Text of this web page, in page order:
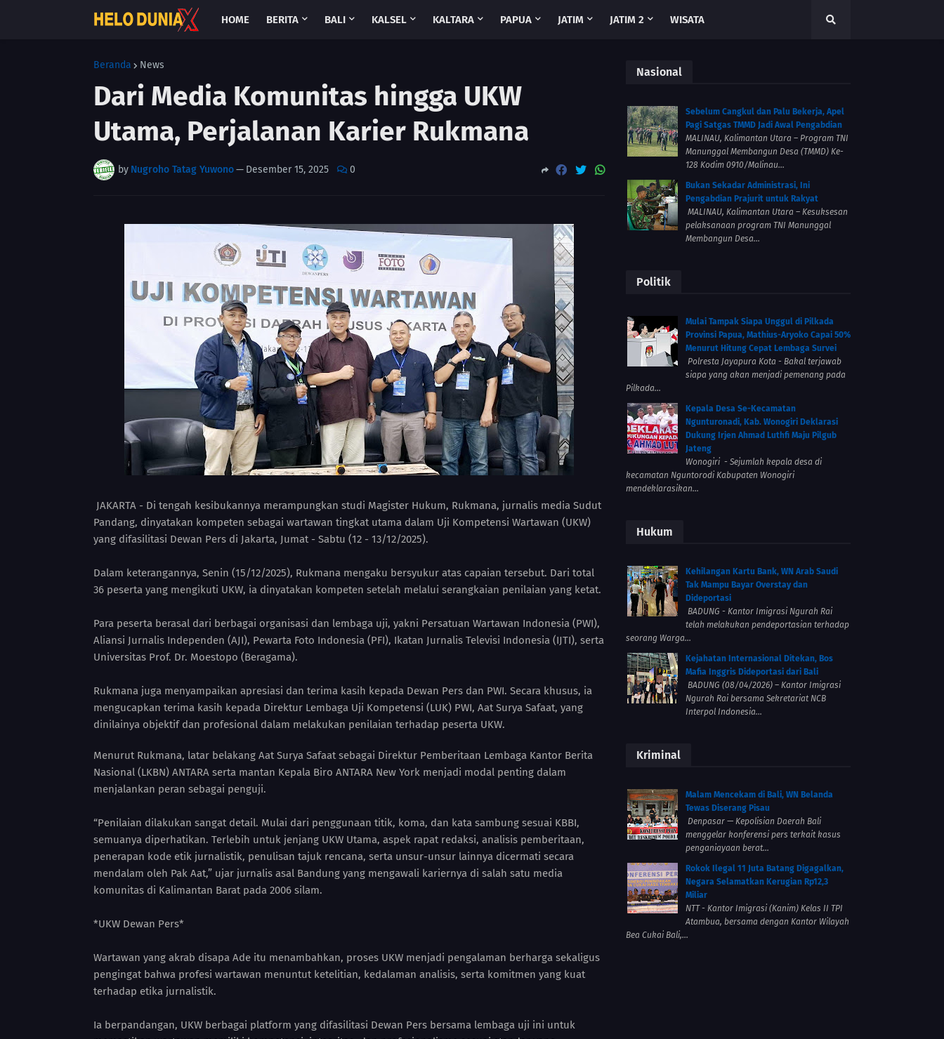
HOME BERITA BALI KALSEL KALTARA PAPUA JATIM JATIM 2 WISATA
Beranda News
Dari Media Komunitas hingga UKW
Utama, Perjalanan Karier Rukmana
by Nugroho Tatag Yuwono— Desember 15, 2025 0
JAKARTA - Di tengah kesibukannya merampungkan studi Magister Hukum, Rukmana, jurnalis media Sudut
Pandang, dinyatakan kompeten sebagai wartawan tingkat utama dalam Uji Kompetensi Wartawan (UKW)
yang difasilitasi Dewan Pers di Jakarta, Jumat - Sabtu (12 - 13/12/2025).
Dalam keterangannya, Senin (15/12/2025), Rukmana mengaku bersyukur atas capaian tersebut. Dari total
36 peserta yang mengikuti UKW, ia dinyatakan kompeten setelah melalui serangkaian penilaian yang ketat.
Para peserta berasal dari berbagai organisasi dan lembaga uji, yakni Persatuan Wartawan Indonesia (PWI),
Aliansi Jurnalis Independen (AJI), Pewarta Foto Indonesia (PFI), Ikatan Jurnalis Televisi Indonesia (IJTI), serta
Universitas Prof. Dr. Moestopo (Beragama).
Rukmana juga menyampaikan apresiasi dan terima kasih kepada Dewan Pers dan PWI. Secara khusus, ia
mengucapkan terima kasih kepada Direktur Lembaga Uji Kompetensi (LUK) PWI, Aat Surya Safaat, yang
dinilainya objektif dan profesional dalam melakukan penilaian terhadap peserta UKW.
Menurut Rukmana, latar belakang Aat Surya Safaat sebagai Direktur Pemberitaan Lembaga Kantor Berita
Nasional (LKBN) ANTARA serta mantan Kepala Biro ANTARA New York menjadi modal penting dalam
menjalankan peran sebagai penguji.
“Penilaian dilakukan sangat detail. Mulai dari penggunaan titik, koma, dan kata sambung sesuai KBBI,
semuanya diperhatikan. Terlebih untuk jenjang UKW Utama, aspek rapat redaksi, analisis pemberitaan,
penerapan kode etik jurnalistik, penulisan tajuk rencana, serta unsur-unsur lainnya dicermati secara
mendalam oleh Pak Aat,” ujar jurnalis asal Bandung yang mengawali kariernya di salah satu media
komunitas di Kalimantan Barat pada 2006 silam.
*UKW Dewan Pers*
Wartawan yang akrab disapa Ade itu menambahkan, proses UKW menjadi pengalaman berharga sekaligus
pengingat bahwa profesi wartawan menuntut ketelitian, kedalaman analisis, serta komitmen yang kuat
terhadap etika jurnalistik.
Ia berpandangan, UKW berbagai platform yang difasilitasi Dewan Pers bersama lembaga uji ini untuk
Nasional
Sebelum Cangkul dan Palu Bekerja, Apel
Pagi Satgas TMMD Jadi Awal Pengabdian
MALINAU, Kalimantan Utara – Program TNI
Manunggal Membangun Desa (TMMD) Ke-
128 Kodim 0910/Malinau...
Bukan Sekadar Administrasi, Ini
Pengabdian Prajurit untuk Rakyat
MALINAU, Kalimantan Utara – Kesuksesan
pelaksanaan program TNI Manunggal
Membangun Desa...
Politik
Mulai Tampak Siapa Unggul di Pilkada
Provinsi Papua, Mathius-Aryoko Capai 50%
Menurut Hitung Cepat Lembaga Survei
Polresta Jayapura Kota - Bakal terjawab
siapa yang akan menjadi pemenang pada
Pilkada...
Kepala Desa Se-Kecamatan
Ngunturonadi, Kab. Wonogiri Deklarasi
Dukung Irjen Ahmad Luthfi Maju Pilgub
Jateng
Wonogiri - Sejumlah kepala desa di
kecamatan Nguntorodi Kabupaten Wonogiri
mendeklarasikan...
Hukum
Kehilangan Kartu Bank, WN Arab Saudi
Tak Mampu Bayar Overstay dan
Dideportasi
BADUNG - Kantor Imigrasi Ngurah Rai
telah melakukan pendeportasian terhadap
seorang Warga...
Kejahatan Internasional Ditekan, Bos
Mafia Inggris Dideportasi dari Bali
BADUNG (08/04/2026) – Kantor Imigrasi
Ngurah Rai bersama Sekretariat NCB
Interpol Indonesia...
Kriminal
Malam Mencekam di Bali, WN Belanda
Tewas Diserang Pisau
Denpasar — Kepolisian Daerah Bali
menggelar konferensi pers terkait kasus
penganiayaan berat...
Rokok Ilegal 11 Juta Batang Digagalkan,
Negara Selamatkan Kerugian Rp12,3
Miliar
NTT - Kantor Imigrasi (Kanim) Kelas II TPI
Atambua, bersama dengan Kantor Wilayah
Bea Cukai Bali,...